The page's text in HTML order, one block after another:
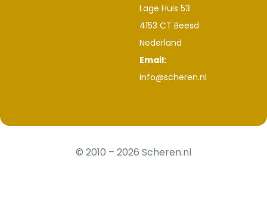
Lage Huis 53
4153 CT Beesd
Nederland
Email:
info@scheren.nl
© 2010 – 2026 Scheren.nl